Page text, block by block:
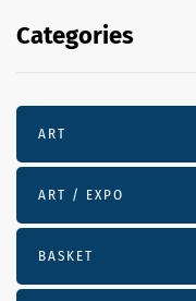
Categories
ART
ART / EXPO
BASKET